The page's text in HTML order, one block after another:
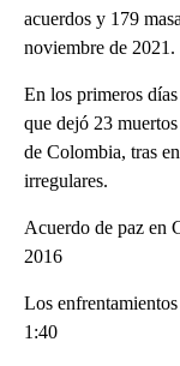
acuerdos y 179
noviembre de 2021.
En los primeros
que dejó 23
de Colombia, tras
irregulares.
Acuerdo de paz en
2016
Los
1:40